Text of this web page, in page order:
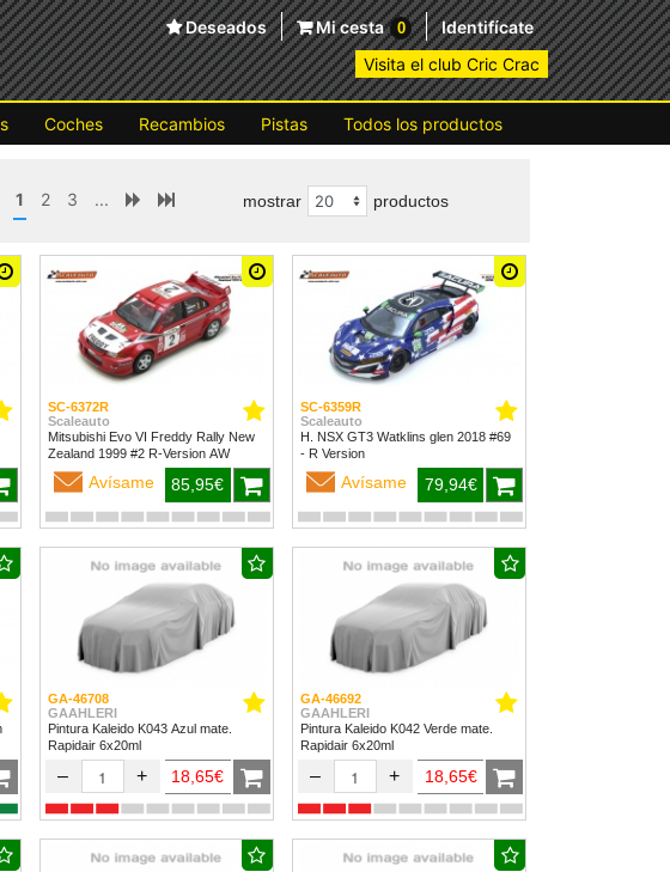
Deseados Mi cesta 0
Identifícate
Visita el club Cric Crac
Coches Recambios Pistas Todos los productos
1 2 3 ... mostrar productos
SC-6372R
Scaleauto
Mitsubishi Evo VI Freddy Rally New
Zealand 1999 #2 R-Version AW
Avísame 85,95€
SC-6359R
Scaleauto
H. NSX GT3 Watklins glen 2018 #69
- R Version
Avísame 79,94€
GA-46708
GAAHLERI
Pintura Kaleido K043 Azul mate.
Rapidair 6x20ml
– + 18,65€
GA-46692
GAAHLERI
Pintura Kaleido K042 Verde mate.
Rapidair 6x20ml
– + 18,65€